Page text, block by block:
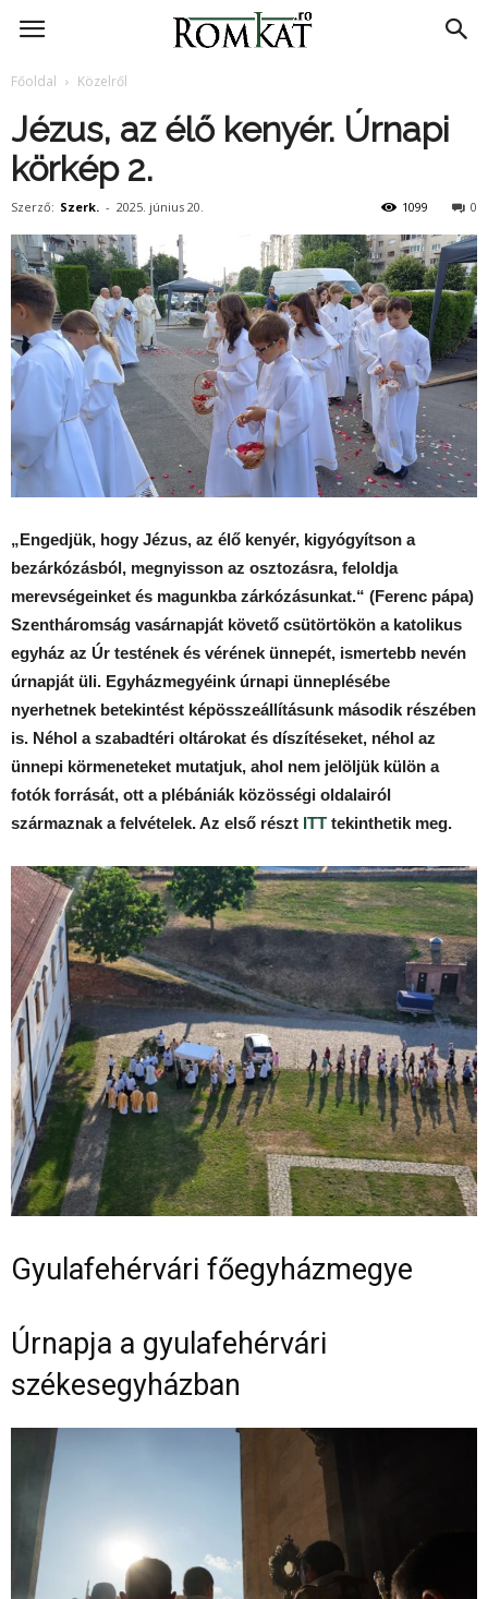
RomKat.ro
Főoldal Közelről
Jézus, az élő kenyér. Úrnapi
körkép 2.
Szerző: Szerk. - 2025. június 20. 0
1099
„Engedjük, hogy Jézus, az élő kenyér, kigyógyítson a
bezárkózásból, megnyisson az osztozásra, feloldja
merevségeinket és magunkba zárkózásunkat.“ (Ferenc pápa)
Szentháromság vasárnapját követő csütörtökön a katolikus
egyház az Úr testének és vérének ünnepét, ismertebb nevén
úrnapját üli. Egyházmegyéink úrnapi ünneplésébe
nyerhetnek betekintést képösszeállításunk második részében
is. Néhol a szabadtéri oltárokat és díszítéseket, néhol az
ünnepi körmeneteket mutatjuk, ahol nem jelöljük külön a
fotók forrását, ott a plébániák közösségi oldalairól
származnak a felvételek. Az első részt ITT tekinthetik meg.
Gyulafehérvári főegyházmegye
Úrnapja a gyulafehérvári
székesegyházban